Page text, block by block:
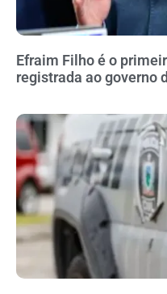
Efraim Filho é o
registrada ao governo